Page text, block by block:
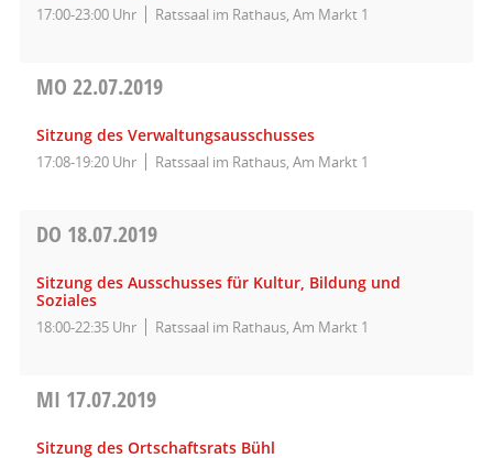
17:00-23:00 Uhr Ratssaal im Rathaus, Am Markt 1
MO 22.07.2019
Sitzung des Verwaltungsausschusses
17:08-19:20 Uhr Ratssaal im Rathaus, Am Markt 1
DO 18.07.2019
Sitzung des Ausschusses für Kultur, Bildung und
Soziales
18:00-22:35 Uhr Ratssaal im Rathaus, Am Markt 1
MI 17.07.2019
Sitzung des Ortschaftsrats Bühl